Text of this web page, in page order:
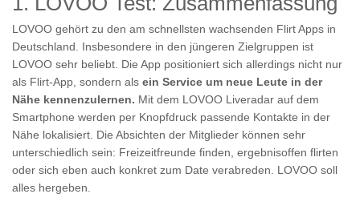
LOVOO gehört zu den am schnellsten wachsenden Flirt Apps in
Deutschland. Insbesondere in den jüngeren Zielgruppen ist
LOVOO sehr beliebt. Die App positioniert sich allerdings nicht nur
als Flirt-App, sondern als ein Service um neue Leute in der
Nähe kennenzulernen. Mit dem LOVOO Liveradar auf dem
Smartphone werden per Knopfdruck passende Kontakte in der
Nähe lokalisiert. Die Absichten der Mitglieder können sehr
unterschiedlich sein: Freizeitfreunde finden, ergebnisoffen flirten
oder sich eben auch konkret zum Date verabreden. LOVOO soll
alles hergeben.